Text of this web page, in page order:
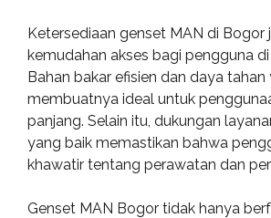
Ketersediaan genset MAN di Bogor
kemudahan akses bagi pengguna di
Bahan bakar efisien dan daya
membuatnya ideal untuk
panjang. Selain itu, dukungan
yang baik memastikan bahwa
khawatir tentang perawatan dan
Genset MAN Bogor tidak hanya